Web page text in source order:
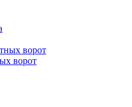
ворот